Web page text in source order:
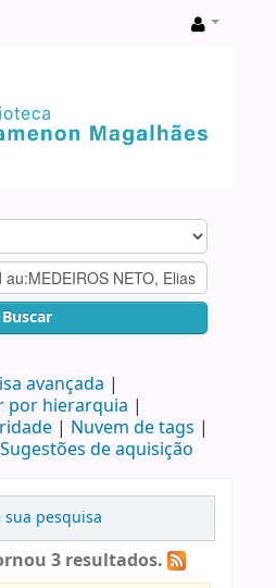
Buscar
avançada
por hierarquia
Nuvem de tags
Sugestões de aquisição
sua pesquisa
3 resultados.